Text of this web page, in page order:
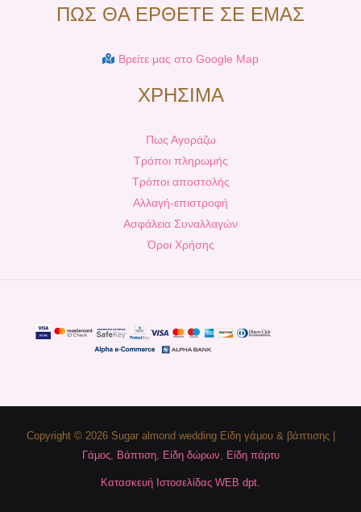
ΠΩΣ ΘΑ ΕΡΘΕΤΕ ΣΕ ΕΜΑΣ
Βρείτε μας στο Google Map
ΧΡΗΣΙΜΑ
Πως Αγοράζω
Τρόποι πληρωμής
Τρόποι αποστολής
Αλλαγή-επιστροφή
Ασφάλεια Συναλλαγών
Όροι Χρήσης
Copyright © 2026 Sugar almond wedding Είδη γάμου & βάπτισης |
Γάμος, Βάπτιση, Είδη δώρων, Είδη πάρτυ
Κατασκευή Ιστοσελίδας WEB dpt.